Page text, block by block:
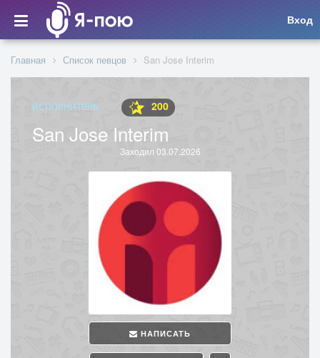
Вход
Главная Список певцов San Jose Interim
ИСПОЛНИТЕЛЬ 200
San Jose Interim
Заходил 03.07.2026
НАПИСАТЬ